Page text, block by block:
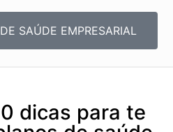
SAÚDE EMPRESARIAL
dicas para te